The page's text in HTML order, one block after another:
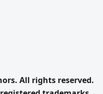
All rights reserved.